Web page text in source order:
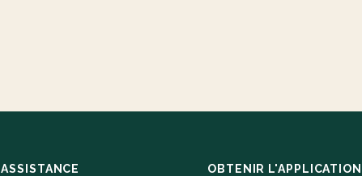
ASSISTANCE OBTENIR L'APPLICATION